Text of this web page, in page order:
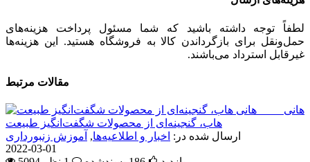
لطفاً توجه داشته باشید که شما مسئول پرداخت هزینه‌های
حمل‌ونقل برای بازگرداندن کالا به فروشگاه هستید. این هزینه‌ها
غیرقابل استرداد می‌باشند.
مقالات مرتبط
هانی
هاب، گنجینه‌ای از محصولات شگفت‌انگیز طبیعت
ارسال شده در: اخبار و اطلاعیه‌ها, آموزش زنبورداری
2022-03-01